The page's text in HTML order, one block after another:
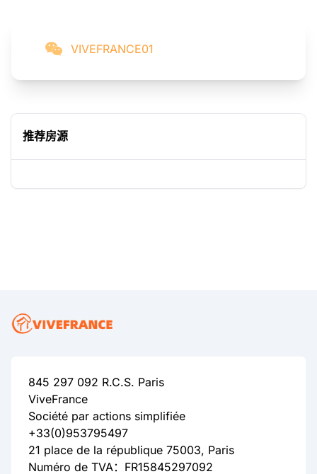
VIVEFRANCE01
推荐房源
845 297 092 R.C.S. Paris
ViveFrance
Société par actions simplifiée
+33(0)953795497
21 place de la république 75003, Paris
Numéro de TVA：FR15845297092